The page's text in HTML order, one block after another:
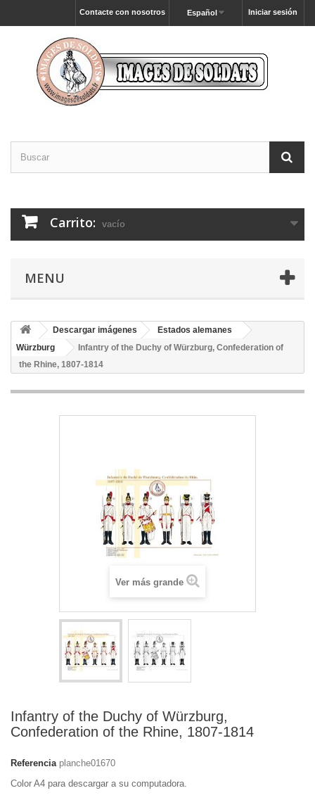
Iniciar sesión
Español
Contacte con nosotros
Carrito: vacío
MENU
Descargar imágenes
Estados alemanes
Würzburg
Infantry of the Duchy of Würzburg, Confederation of
the Rhine, 1807-1814
Ver más grande
Infantry of the Duchy of Würzburg,
Confederation of the Rhine, 1807-1814
Referencia planche01670
Color A4 para descargar a su computadora.